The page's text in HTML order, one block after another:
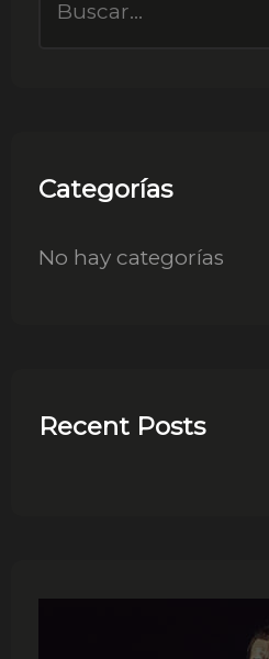
Categorías
No hay categorías
Recent Posts